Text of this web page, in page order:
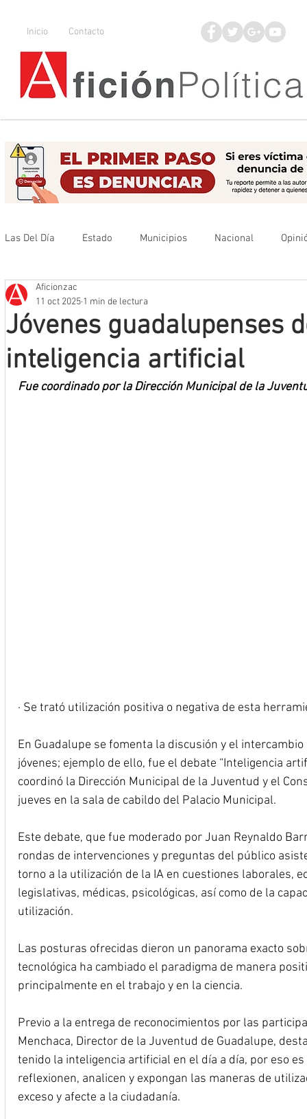
Inicio Contacto
Las Del Día Estado Municipios Nacional
Que no se olvide
Mineros LNBP
Jóvenes guadalupenses
inteligencia artificial
Aficionzac
11 oct 2025 1 min de lectura
Fue coordinado por la Dirección Municipal de la
· Se trató utilización positiva o negativa de esta
En Guadalupe se fomenta la discusión y el
jóvenes; ejemplo de ello, fue el debate “Inteligencia
coordinó la Dirección Municipal de la Juventud y el
jueves en la sala de cabildo del Palacio Municipal.
Este debate, que fue moderado por Juan Reynaldo
rondas de intervenciones y preguntas del público
torno a la utilización de la IA en cuestiones laborales,
legislativas, médicas, psicológicas, así como de la
utilización.
Las posturas ofrecidas dieron un panorama exacto
tecnológica ha cambiado el paradigma de manera
principalmente en el trabajo y en la ciencia.
Previo a la entrega de reconocimientos por las
Menchaca, Director de la Juventud de Guadalupe,
tenido la inteligencia artificial en el día a día, por eso
reflexionen, analicen y expongan las maneras de
exceso y afecte a la ciudadanía.